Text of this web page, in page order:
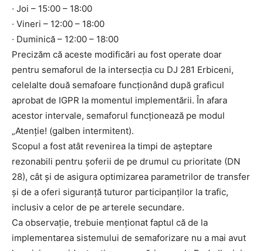
· Joi – 15:00 – 18:00
· Vineri – 12:00 – 18:00
· Duminică – 12:00 – 18:00
Precizăm că aceste modificări au fost operate doar
pentru semaforul de la intersecția cu DJ 281 Erbiceni,
celelalte două semafoare funcționând după graficul
aprobat de IGPR la momentul implementării. În afara
acestor intervale, semaforul funcționează pe modul
„Atenție! (galben intermitent).
Scopul a fost atât revenirea la timpi de așteptare
rezonabili pentru șoferii de pe drumul cu prioritate (DN
28), cât și de asigura optimizarea parametrilor de transfer
și de a oferi siguranță tuturor participanților la trafic,
inclusiv a celor de pe arterele secundare.
Ca observație, trebuie menționat faptul că de la
implementarea sistemului de semaforizare nu a mai avut